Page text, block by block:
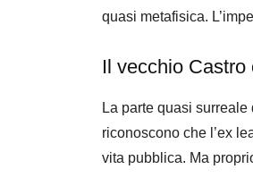
quasi metafisica.
Il vecchio
La parte quasi
riconoscono che l’ex
vita pubblica. Ma